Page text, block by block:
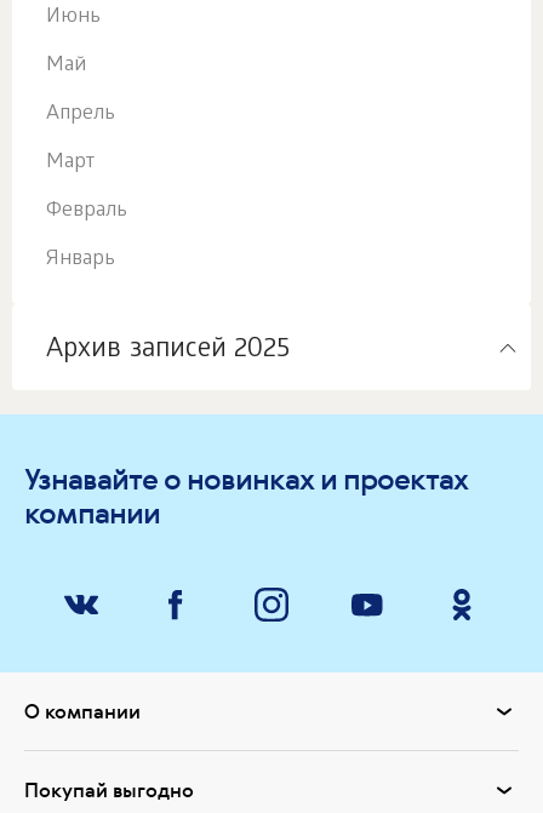
Июнь
Май
Апрель
Март
Февраль
Январь
Архив записей 2025
Узнавайте о новинках и проектах
компании
О компании
Покупай выгодно